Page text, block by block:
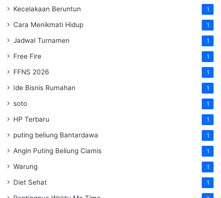
Kecelakaan Beruntun 1
Cara Menikmati Hidup 1
Jadwal Turnamen 1
Free Fire 1
FFNS 2026 1
Ide Bisnis Rumahan 1
soto 1
HP Terbaru 1
puting beliung Bantardawa 1
Angin Puting Beliung Ciamis 1
Warung 1
Diet Sehat 1